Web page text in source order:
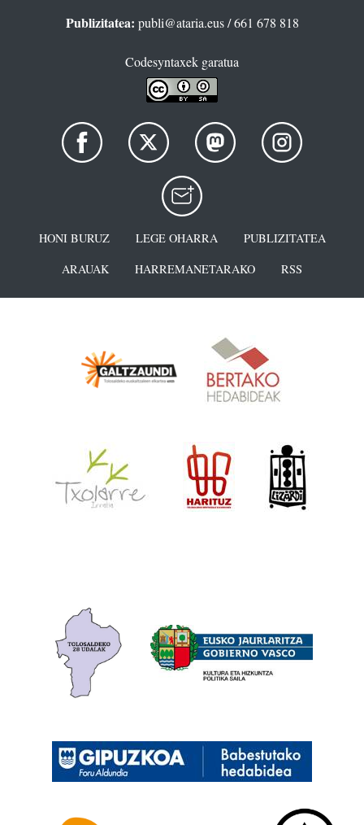
Publizitatea: publi@ataria.eus/ 661 678 818
Codesyntaxek garatua
HONI BURUZ LEGE OHARRA
PUBLIZITATEA
ARAUAK
HARREMANETARAKO RSS